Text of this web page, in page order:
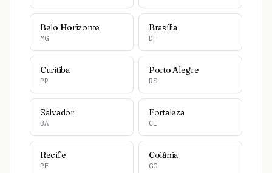
Belo Horizonte
MG
Brasília
DF
Curitiba
PR
Porto Alegre
RS
Salvador
BA
Fortaleza
CE
Recife
PE
Goiânia
GO